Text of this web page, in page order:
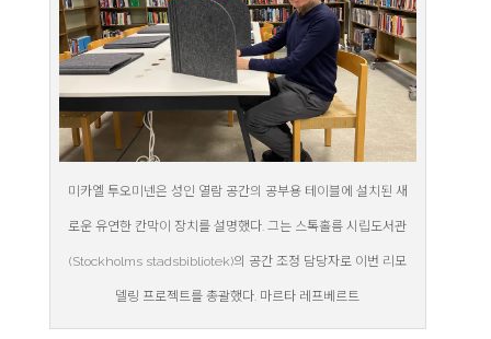
미카엘 투오미넨은 성인 열람 공간의 공부용 테이블에 설치된 새
로운 유연한 칸막이 장치를 설명했다. 그는 스톡홀름 시립도서관
(Stockholms stadsbibliotek)의 공간 조정 담당자로 이번 리모
델링 프로젝트를 총괄했다. 마르타 레프베르트